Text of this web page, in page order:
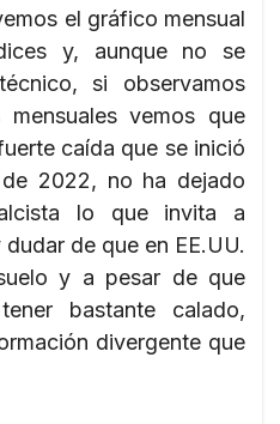
el gráfico mensual
y, aunque no se
si observamos
vemos que
caída que se inició
2022, no ha dejado
lo que invita a
de que en EE.UU.
y a pesar de que
bastante calado,
divergente que